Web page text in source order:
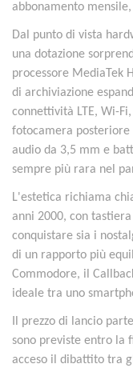
abbonamento
Dal punto di vista
una dotazione
processore MediaTek
di archiviazione
connettività LTE, Wi-
fotocamera posteriore
audio da 3,5 mm e
sempre più rara nel
L'estetica richiama
anni 2000, con
conquistare sia i
di un rapporto più
Commodore, il
ideale tra uno
Il prezzo di lancio
sono previste entro la
acceso il dibattito tra